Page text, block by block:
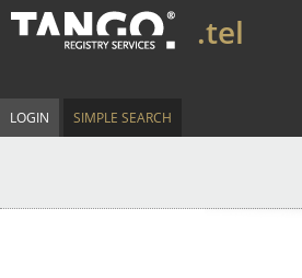
.tel
LOGIN SIMPLE SEARCH